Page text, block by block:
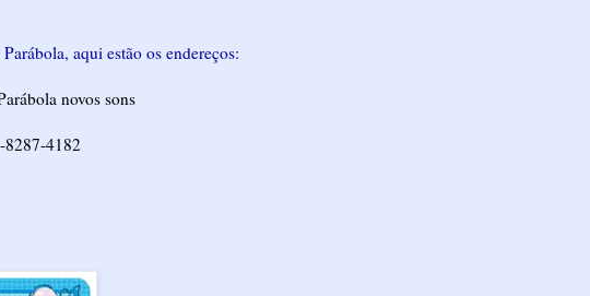
aqui estão os endereços:
novos sons
8287-4182